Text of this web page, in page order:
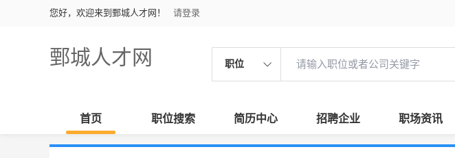
您好，欢迎来到鄄城人才网！ 请登录
鄄城人才网 职位
首页 职位搜索 简历中心 招聘企业 职场资讯